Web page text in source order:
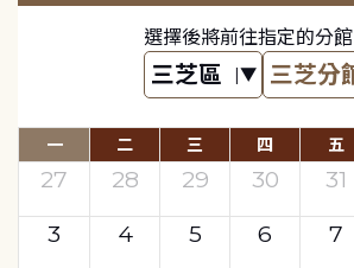
選擇後將前往指定的分館
一 二 三 四 五
27 28 29 30 31
3
4 5 6 7